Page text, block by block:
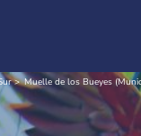
Muelle de los Bueyes